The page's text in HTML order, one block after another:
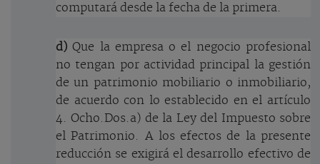
computará desde la fecha de la primera.
d)Que la empresa o el negocio profesional
no tengan por actividad principal la gestión
de un patrimonio mobiliario o inmobiliario,
de acuerdo con lo establecido en el artículo
4. Ocho.Dos.a) de la Ley del Impuesto sobre
el Patrimonio. A los efectos de la presente
reducción se exigirá el desarrollo efectivo de